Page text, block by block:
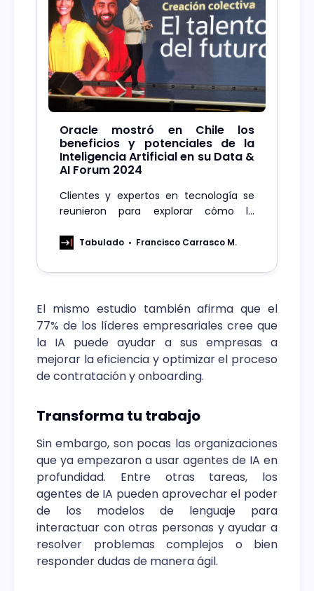
Oracle mostró en Chile los
beneficios y potenciales de la
Inteligencia Artificial en su Data &
AI Forum 2024
Clientes y expertos en tecnología se
reunieron para explorar cómo la
procesos y generar mayor valor para
Tabulado Francisco Carrasco M.
El mismo estudio también afirma que el
77% de los líderes empresariales cree que
la IA puede ayudar a sus empresas a
mejorar la eficiencia y optimizar el proceso
de contratación y onboarding.
Transforma tu trabajo
Sin embargo, son pocas las organizaciones
que ya empezaron a usar agentes de IA en
profundidad. Entre otras tareas, los
agentes de IA pueden aprovechar el poder
de los modelos de lenguaje para
interactuar con otras personas y ayudar a
resolver problemas complejos o bien
responder dudas de manera ágil.